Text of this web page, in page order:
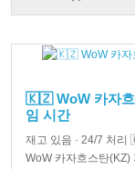
🇰🇿 WoW 카자흐
임 시간
재고 있음 · 24/7 처
WoW 카자흐스탄